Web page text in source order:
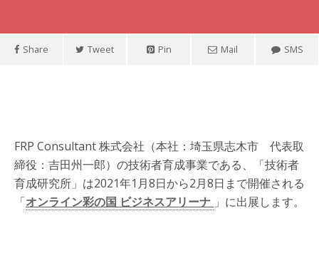
Share Tweet Pin Mail SMS
FRP Consultant 株式会社（本社：埼玉県志木市 代表取
締役：吉田州一郎）の技術者育成事業である、「技術者
育成研究所」は2021年1月8日から2月8日まで開催される
「オンライン彩の国 ビジネスアリーナ 」に出展します。